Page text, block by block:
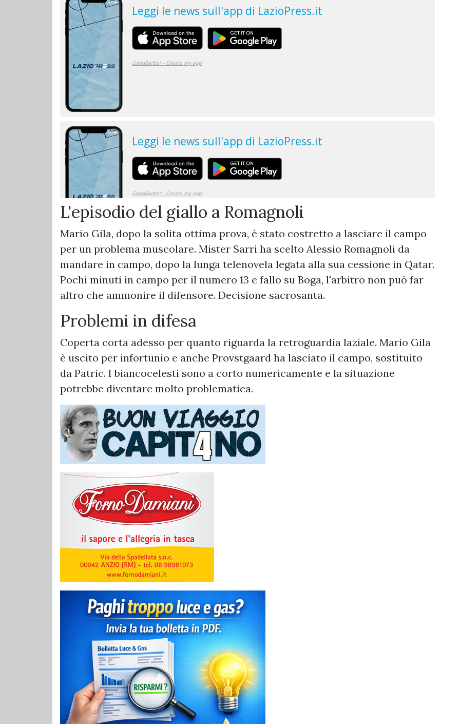
L'episodio del giallo a Romagnoli
Mario Gila, dopo la solita ottima prova, è stato costretto a lasciare il campo
per un problema muscolare. Mister Sarri ha scelto Alessio Romagnoli da
mandare in campo, dopo la lunga telenovela legata alla sua cessione in Qatar.
Pochi minuti in campo per il numero 13 e fallo su Boga, l'arbitro non può far
altro che ammonire il difensore. Decisione sacrosanta.
Problemi in difesa
Coperta corta adesso per quanto riguarda la retroguardia laziale. Mario Gila
è uscito per infortunio e anche Provstgaard ha lasciato il campo, sostituito
da Patric. I biancocelesti sono a corto numericamente e la situazione
potrebbe diventare molto problematica.